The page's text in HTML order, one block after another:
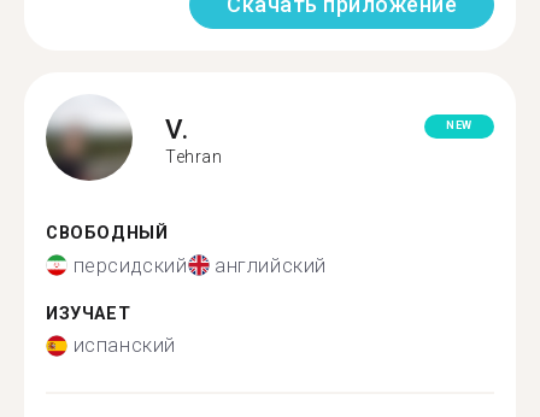
V.
Tehran
NEW
СВОБОДНЫЙ
персидский английский
ИЗУЧАЕТ
испанский